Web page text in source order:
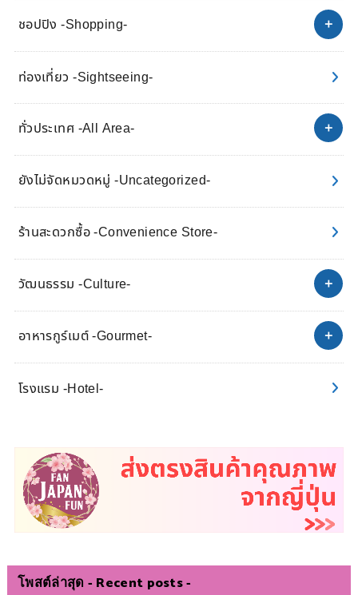
ชอปปิง -Shopping-
ท่องเที่ยว -Sightseeing-
ทั่วประเทศ -All Area-
ยังไม่จัดหมวดหมู่ -Uncategorized-
ร้านสะดวกซื้อ -Convenience Store-
วัฒนธรรม -Culture-
อาหารกูร์เมต์ -Gourmet-
โรงแรม -Hotel-
โพสต์ล่าสุด - Recent posts -